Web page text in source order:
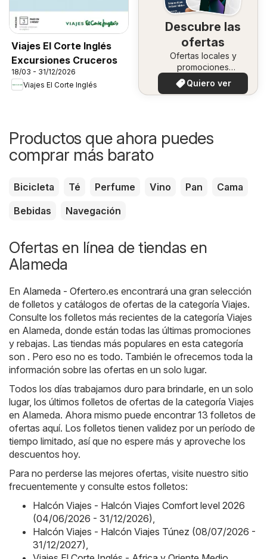
Viajes El Corte Inglés
Excursiones Cruceros
18/03 - 31/12/2026
Viajes El Corte Inglés
Descubre las
ofertas
Ofertas locales y
promociones
especiales.
Quiero ver
Productos que ahora puedes
comprar más barato
Bicicleta Té Perfume Vino Pan
Cama
Bebidas
Navegación
Ofertas en línea de tiendas en
Alameda
En Alameda - Ofertero.es encontrará una gran selección
de folletos y catálogos de ofertas de la categoría Viajes.
Consulte los folletos más recientes de la categoría Viajes
en Alameda, donde están todas las últimas promociones
y rebajas. Las tiendas más populares en esta categoría
son . Pero eso no es todo. También le ofrecemos toda la
información sobre las ofertas en un solo lugar.
Todos los días trabajamos duro para brindarle, en un solo
lugar, los últimos folletos de ofertas de la categoría Viajes
en Alameda. Ahora mismo puede encontrar 13 folletos de
ofertas aquí. Los folletos tienen validez por un período de
tiempo limitado, así que no espere más y aproveche los
descuentos hoy.
Para no perderse las mejores ofertas, visite nuestro sitio
frecuentemente y consulte estos folletos:
Halcón Viajes - Halcón Viajes Comfort level 2026
(04/06/2026 - 31/12/2026),
Halcón Viajes - Halcón Viajes Túnez (08/07/2026 -
31/12/2027),